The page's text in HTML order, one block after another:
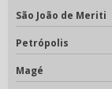
São João de Meriti
Petrópolis
Magé